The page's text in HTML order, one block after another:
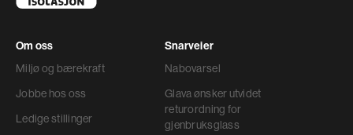
Om oss
Miljø og bærekraft
Jobbe hos oss
Ledige stillinger
Snarveier
Nabovarsel
Glava ønsker utvidet
returordning for
gjenbruksglass